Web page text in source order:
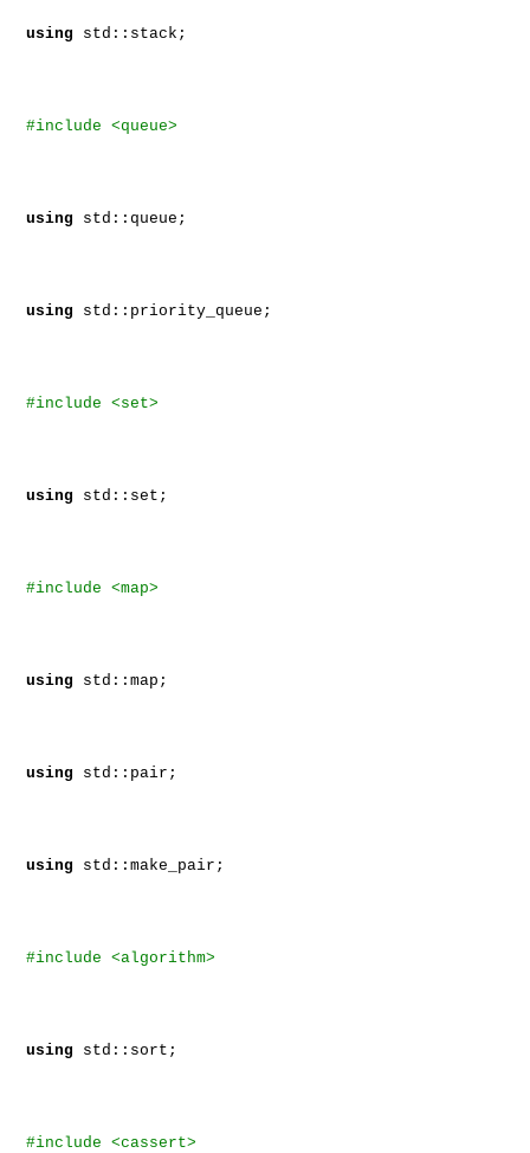
using std::stack;
#include <queue>
using std::queue;
using std::priority_queue;
#include <set>
using std::set;
#include <map>
using std::map;
using std::pair;
using std::make_pair;
#include <algorithm>
using std::sort;
#include <cassert>